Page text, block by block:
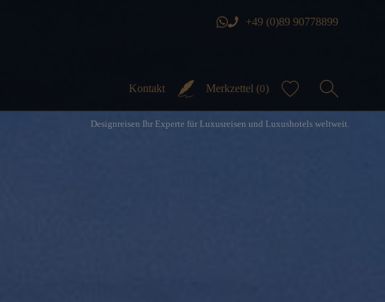
+49 (0)89 90778899
Kontakt Merkzettel (0)
Designreisen Ihr Experte für Luxusreisen und Luxushotels weltweit.